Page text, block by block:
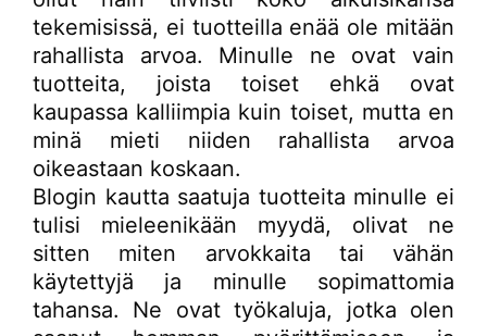
tekemisissä, ei tuotteilla enää ole mitään
rahallista arvoa. Minulle ne ovat vain
tuotteita, joista toiset ehkä ovat
kaupassa kalliimpia kuin toiset, mutta en
minä mieti niiden rahallista arvoa
oikeastaan koskaan.
Blogin kautta saatuja tuotteita minulle ei
tulisi mieleenikään myydä, olivat ne
sitten miten arvokkaita tai vähän
käytettyjä ja minulle sopimattomia
tahansa. Ne ovat työkaluja, jotka olen